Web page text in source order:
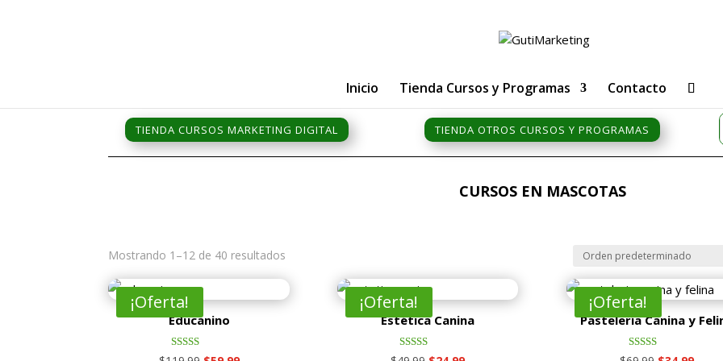
Inicio Tienda Cursos y Programas Contacto
TIENDA CURSOS MARKETING DIGITAL TIENDA OTROS CURSOS Y PROGRAMAS
CURSOS EN MASCOTAS
Mostrando 1–12 de 40 resultados
¡Oferta!
Educanino
Valorado
¡Oferta!
Estética Canina
Valorado
¡Oferta!
Pastelería Canina y
Valorado